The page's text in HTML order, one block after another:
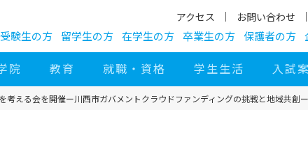
アクセス お問い合わせ
受験生の方 留学生の方 在学生の方 卒業生の方 保護者の方
院 教育 就職・資格 学生生活 入試
考える会を開催ー川西市ガバメントクラウドファンディングの挑戦と地域共創ー